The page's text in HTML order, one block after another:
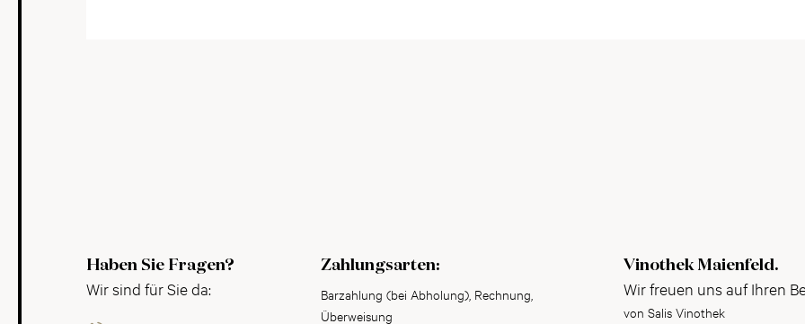
Haben Sie Fragen?
Wir sind für Sie da:
Zahlungsarten:
Barzahlung (bei Abholung), Rechnung,
Überweisung
Vinothek Maienfeld.
Wir freuen uns auf Ihren
von Salis Vinothek